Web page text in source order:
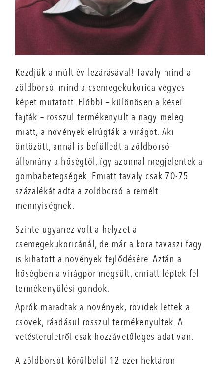
Kezdjük a múlt év lezárásával! Tavaly mind a
zöldborsó, mind a csemegekukorica vegyes
képet mutatott. Előbbi – különösen a kései
fajták – rosszul termékenyült a nagy meleg
miatt, a növények elrúgták a virágot. Aki
öntözött, annál is befülledt a zöldborsó-
állomány a hőségtől, így azonnal megjelentek a
gombabetegségek. Emiatt tavaly csak 70-75
százalékát adta a zöldborsó a remélt
mennyiségnek.
Szinte ugyanez volt a helyzet a
csemegekukoricánál, de már a kora tavaszi fagy
is kihatott a növények fejlődésére. Aztán a
hőségben a virágpor megsült, emiatt léptek fel
termékenyülési gondok.
Aprók maradtak a növények, rövidek lettek a
csövek, ráadásul rosszul termékenyültek. A
vetésterületről csak hozzávetőleges adat van.
A zöldborsót körülbelül 12 ezer hektáron